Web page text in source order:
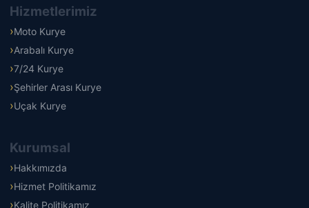
Hizmetlerimiz
Moto Kurye
Arabalı Kurye
7/24 Kurye
Şehirler Arası Kurye
Uçak Kurye
Kurumsal
Hakkımızda
Hizmet Politikamız
Kalite Politikamız